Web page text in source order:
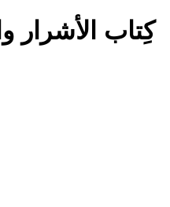
كِتاب الأشرار والطغاة